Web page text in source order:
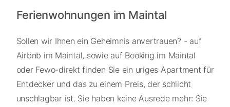
Ferienwohnungen im Maintal
Sollen wir Ihnen ein Geheimnis anvertrauen? - auf
Airbnb im Maintal, sowie auf Booking im Maintal
oder Fewo-direkt finden Sie ein uriges Apartment für
Entdecker und das zu einem Preis, der schlicht
unschlagbar ist. Sie haben keine Ausrede mehr: Sie